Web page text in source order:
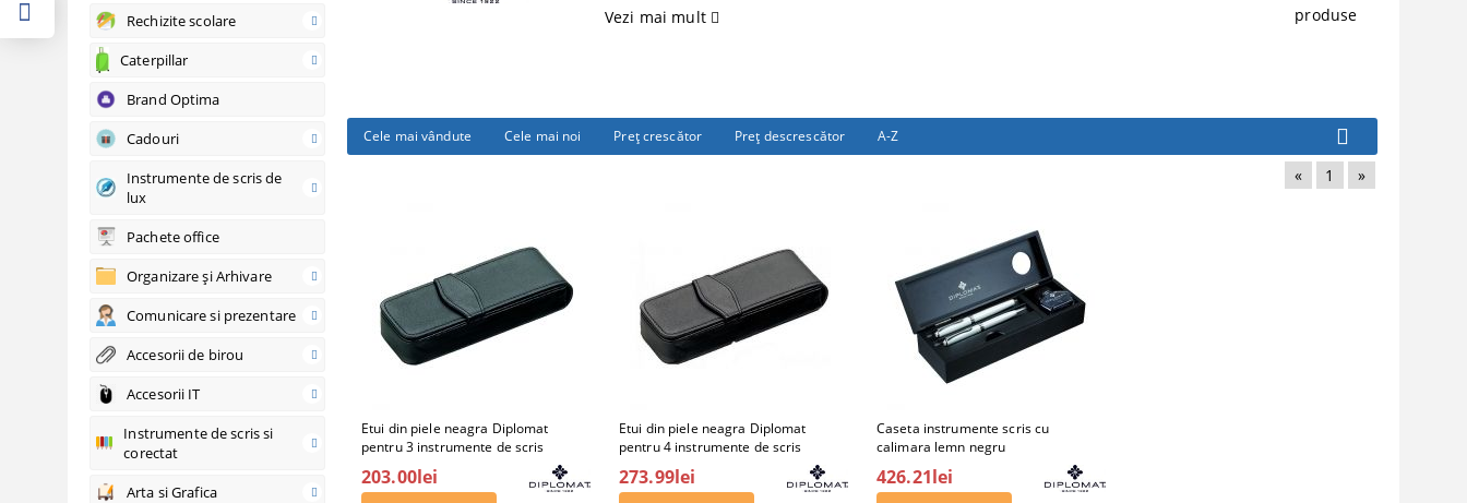
Rechizite scolare
Caterpillar
Brand Optima
Cadouri
Instrumente de scris de
lux
Pachete office
Organizare şi Arhivare
Comunicare si prezentare
Accesorii de birou
Accesorii IT
Instrumente de scris si
corectat
Arta si Grafica
Vezi mai mult produse
Cele mai vândute Cele mai noi Preţ crescător Preţ descrescător A-Z
« 1 »
Etui din piele neagra Diplomat
pentru 3 instrumente de scris
203.00lei
Etui din piele neagra Diplomat
pentru 4 instrumente de scris
273.99lei
Caseta instrumente scris cu
calimara lemn negru
426.21lei